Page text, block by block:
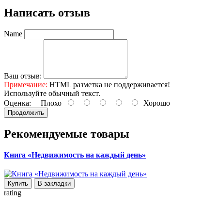
Написать отзыв
Name
Ваш отзыв:
Примечание: HTML разметка не поддерживается!
Используйте обычный текст.
Оценка: Плохо Хорошо
Продолжить
Рекомендуемые товары
Книга «Недвижимость на каждый день»
Купить В закладки
rating